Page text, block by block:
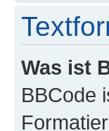
Was ist
BBCode